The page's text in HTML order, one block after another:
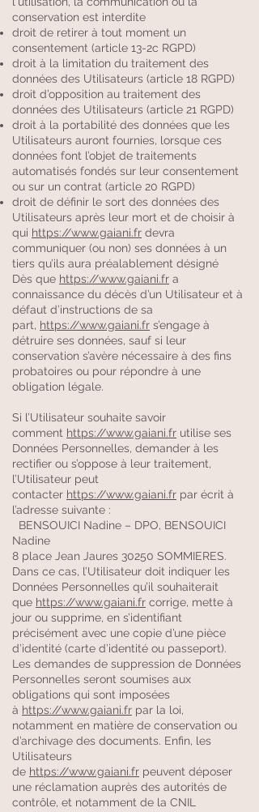
conservation est interdite
droit de retirer à tout moment un
consentement (article 13-2c RGPD)
droit à la limitation du traitement des
données des Utilisateurs (article 18 RGPD)
droit d’opposition au traitement des
données des Utilisateurs (article 21 RGPD)
droit à la portabilité des données que les
Utilisateurs auront fournies, lorsque ces
données font l’objet de traitements
automatisés fondés sur leur consentement
ou sur un contrat (article 20 RGPD)
droit de définir le sort des données des
Utilisateurs après leur mort et de choisir à
qui https://www.gaiani.fr devra
communiquer (ou non) ses données à un
tiers qu’ils aura préalablement désigné
Dès que https://www.gaiani.fr a
connaissance du décès d’un Utilisateur et à
défaut d’instructions de sa
part, https://www.gaiani.fr s’engage à
détruire ses données, sauf si leur
conservation s’avère nécessaire à des fins
probatoires ou pour répondre à une
obligation légale.
Si l’Utilisateur souhaite savoir
comment https://www.gaiani.fr utilise ses
Données Personnelles, demander à les
rectifier ou s’oppose à leur traitement,
l’Utilisateur peut
contacter https://www.gaiani.fr par écrit à
l’adresse suivante :
BENSOUICI Nadine – DPO, BENSOUICI
Nadine
8 place Jean Jaures 30250 SOMMIERES.
Dans ce cas, l’Utilisateur doit indiquer les
Données Personnelles qu’il souhaiterait
que https://www.gaiani.fr corrige, mette à
jour ou supprime, en s’identifiant
précisément avec une copie d’une pièce
d’identité (carte d’identité ou passeport).
Les demandes de suppression de Données
Personnelles seront soumises aux
obligations qui sont imposées
à https://www.gaiani.fr par la loi,
notamment en matière de conservation ou
d’archivage des documents. Enfin, les
Utilisateurs
de https://www.gaiani.fr peuvent déposer
une réclamation auprès des autorités de
contrôle, et notamment de la CNIL